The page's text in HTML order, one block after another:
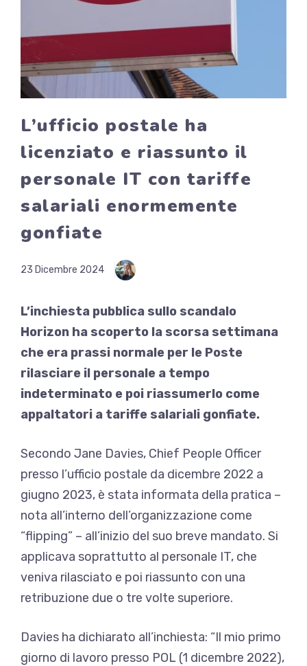
L’ufficio postale ha
licenziato e riassunto il
personale IT con tariffe
salariali enormemente
gonfiate
23 Dicembre 2024
L’inchiesta pubblica sullo scandalo
Horizon ha scoperto la scorsa settimana
che era prassi normale per le Poste
rilasciare il personale a tempo
indeterminato e poi riassumerlo come
appaltatori a tariffe salariali gonfiate.
Secondo Jane Davies, Chief People Officer
presso l’ufficio postale da dicembre 2022 a
giugno 2023, è stata informata della pratica –
nota all’interno dell’organizzazione come
“flipping” – all’inizio del suo breve mandato. Si
applicava soprattutto al personale IT, che
veniva rilasciato e poi riassunto con una
retribuzione due o tre volte superiore.
Davies ha dichiarato all’inchiesta: “Il mio primo
giorno di lavoro presso POL (1 dicembre 2022),